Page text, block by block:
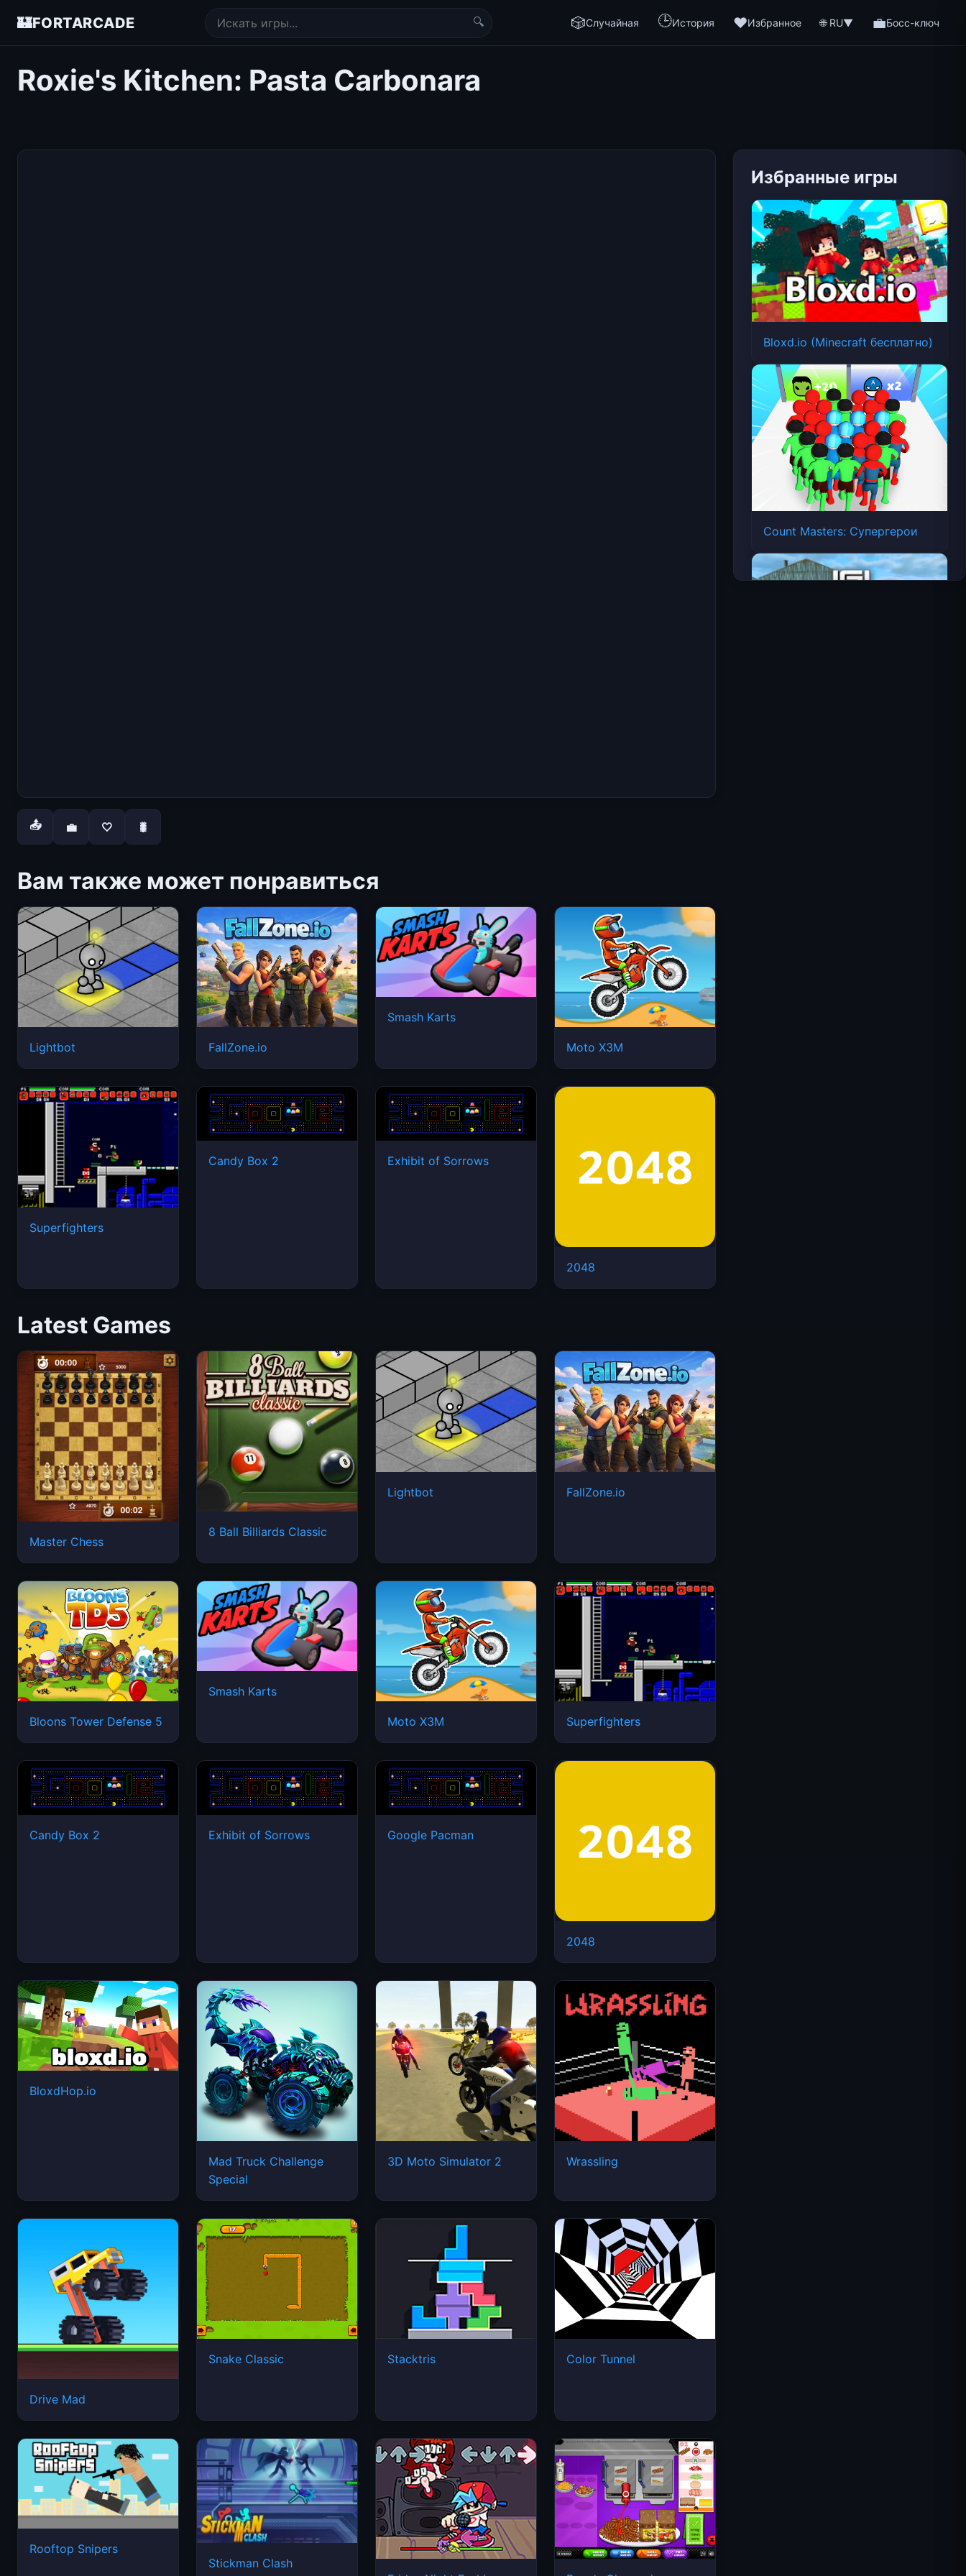
🏰FORTARCADE 🔍 🎲Случайная 🕒История ❤️Избранное 🌐 RU▼ 💼Босс-ключ
Roxie's Kitchen: Pasta Carbonara
📤 💼 🤍 🐛
Вам также может понравиться
Lightbot FallZone.io
Smash Karts
Moto X3M
Superfighters
Candy Box 2 Exhibit of Sorrows
2048
Latest Games
Master Chess
8 Ball Billiards Classic
Lightbot FallZone.io
Bloons Tower Defense 5
Smash Karts
Moto X3M Superfighters
Candy Box 2 Exhibit of Sorrows Google Pacman
2048
BloxdHop.io
Mad Truck Challenge
Special
3D Moto Simulator 2 Wrassling
Drive Mad
Snake Classic Stacktris Color Tunnel
Rooftop Snipers
Stickman Clash
Избранные игры
Bloxd.io (Minecraft бесплатно)
Count Masters: Супергерои